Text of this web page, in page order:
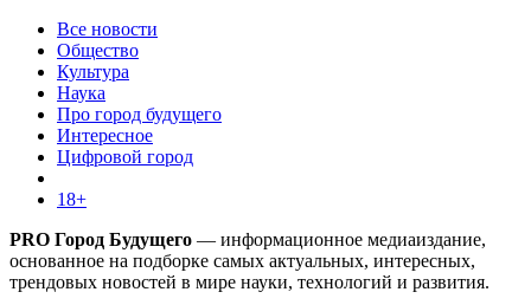
Все новости
Общество
Культура
Наука
Про город будущего
Интересное
Цифровой город
18+
PRO Город Будущего — информационное медиаиздание,
основанное на подборке самых актуальных, интересных,
трендовых новостей в мире науки, технологий и развития.